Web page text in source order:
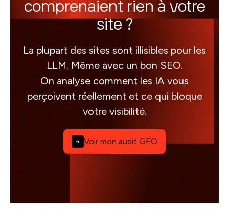
comprenaient rien à votre
site ?
La plupart des sites sont illisibles pour les
LLM. Même avec un bon SEO.
On analyse comment les IA vous
perçoivent réellement et ce qui bloque
votre visibilité.
Voir mon audit GEO